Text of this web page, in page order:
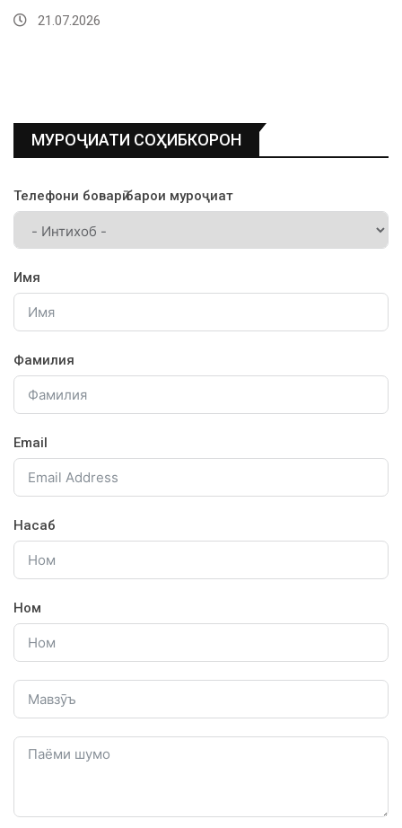
21.07.2026
МУРОҶИАТИ СОҲИБКОРОН
Телефони боварӣ барои муроҷиат
Имя
Фамилия
Email
Насаб
Ном